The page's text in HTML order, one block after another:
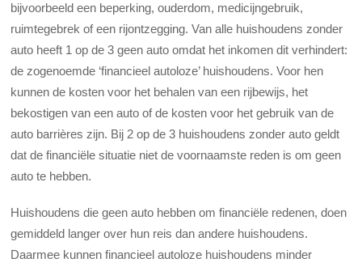
bijvoorbeeld een beperking, ouderdom, medicijngebruik,
ruimtegebrek of een rijontzegging. Van alle huishoudens zonder
auto heeft 1 op de 3 geen auto omdat het inkomen dit verhindert:
de zogenoemde ‘financieel autoloze’ huishoudens. Voor hen
kunnen de kosten voor het behalen van een rijbewijs, het
bekostigen van een auto of de kosten voor het gebruik van de
auto barrières zijn. Bij 2 op de 3 huishoudens zonder auto geldt
dat de financiële situatie niet de voornaamste reden is om geen
auto te hebben.
Huishoudens die geen auto hebben om financiële redenen, doen
gemiddeld langer over hun reis dan andere huishoudens.
Daarmee kunnen financieel autoloze huishoudens minder